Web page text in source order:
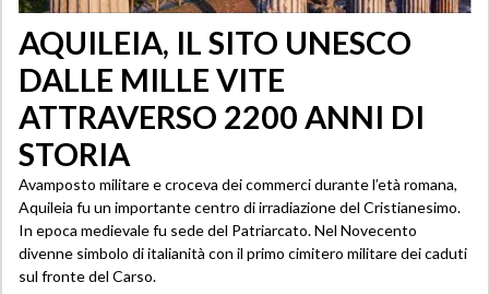
AQUILEIA, IL SITO UNESCO
DALLE MILLE VITE
ATTRAVERSO 2200 ANNI DI
STORIA
Avamposto militare e croceva dei commerci durante l’età romana,
Aquileia fu un importante centro di irradiazione del Cristianesimo.
In epoca medievale fu sede del Patriarcato. Nel Novecento
divenne simbolo di italianità con il primo cimitero militare dei caduti
sul fronte del Carso.